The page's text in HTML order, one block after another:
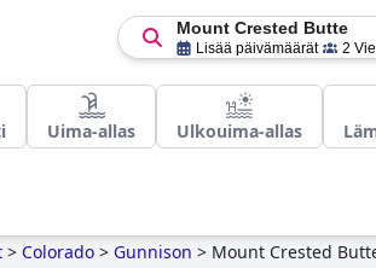
Mount Crested Butte
Lisää päivämäärät 2
Uima-allas Ulkouima-allas
> Colorado > Gunnison > Mount Crested